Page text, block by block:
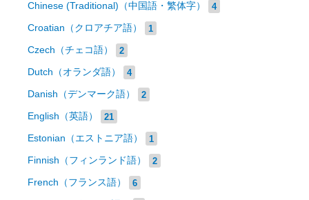
Chinese (Traditional)（中国語・繁体字） 4
Croatian（クロアチア語） 1
Czech（チェコ語） 2
Dutch（オランダ語） 4
Danish（デンマーク語） 2
English（英語） 21
Estonian（エストニア語） 1
Finnish（フィンランド語） 2
French（フランス語） 6